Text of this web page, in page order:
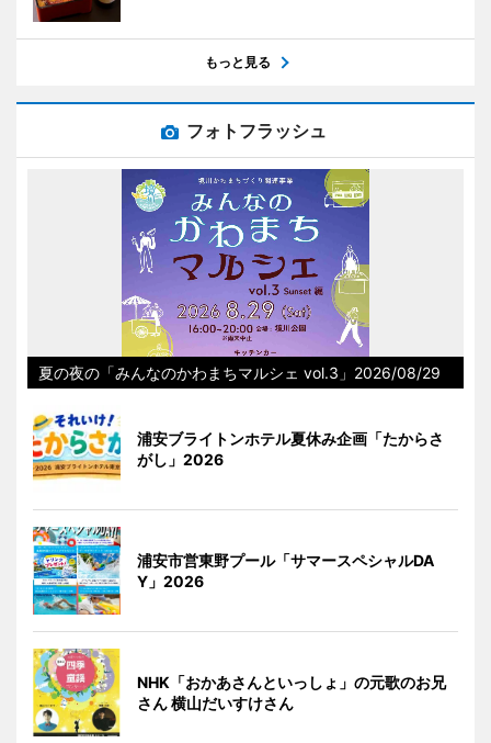
もっと見る
フォトフラッシュ
夏の夜の「みんなのかわまちマルシェ vol.3」2026/08/29
浦安ブライトンホテル夏休み企画「たからさ
がし」2026
浦安市営東野プール「サマースペシャルDA
Y」2026
NHK「おかあさんといっしょ」の元歌のお兄
さん 横山だいすけさん